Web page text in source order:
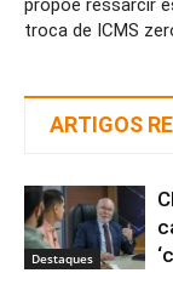
propõe ressarcir
troca de ICMS
ARTIGOS
Destaques